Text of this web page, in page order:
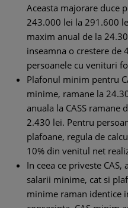
Aceasta majorare duce
243.000 lei la 291.600
maxim anual de la
inseamna o crestere de
persoanele cu venituri
Plafonul minim pentru
minime, ramane la
anuala la CASS ramane
2.430 lei. Pentru
plafoane, regula de
10% din venitul net
In ceea ce priveste
salarii minime, cat si
minime raman identice